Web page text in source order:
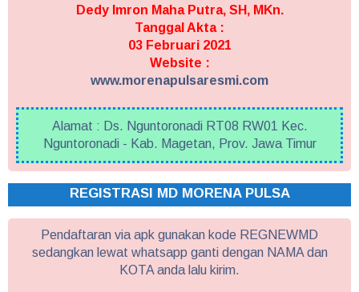
Dedy Imron Maha Putra, SH, MKn.
Tanggal Akta :
03 Februari 2021
Website :
www.morenapulsaresmi.com
Alamat : Ds. Nguntoronadi RT08 RW01 Kec.
Nguntoronadi - Kab. Magetan, Prov. Jawa Timur
REGISTRASI MD MORENA PULSA
Pendaftaran via apk gunakan kode REGNEWMD
sedangkan lewat whatsapp ganti dengan NAMA dan
KOTA anda lalu kirim.